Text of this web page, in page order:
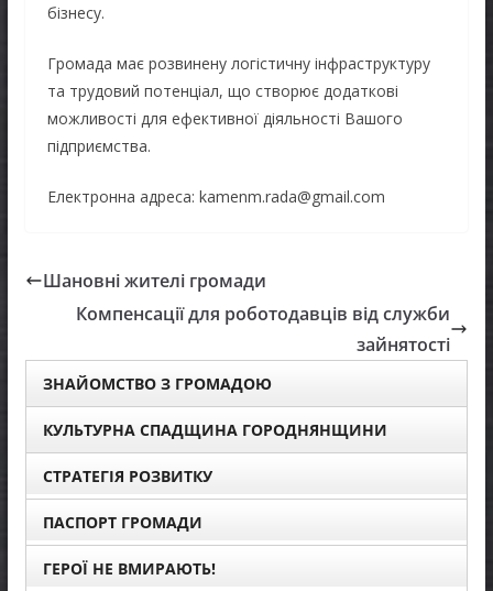
бізнесу.
Громада має розвинену логістичну інфраструктуру
та трудовий потенціал, що створює додаткові
можливості для ефективної діяльності Вашого
підприємства.
Електронна адреса: kamenm.rada@gmail.com
Шановні жителі громади
Компенсації для роботодавців від служби
зайнятості
ЗНАЙОМСТВО З ГРОМАДОЮ
КУЛЬТУРНА СПАДЩИНА ГОРОДНЯНЩИНИ
СТРАТЕГІЯ РОЗВИТКУ
ПАСПОРТ ГРОМАДИ
ГЕРОЇ НЕ ВМИРАЮТЬ!